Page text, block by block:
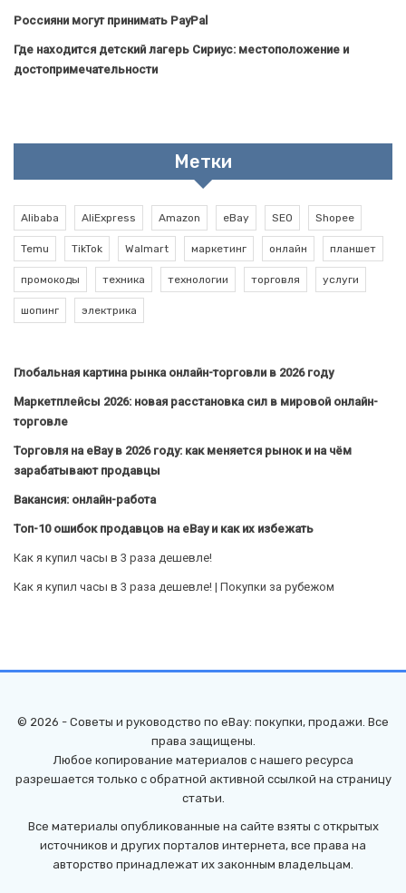
Россияни могут принимать PayPal
Где находится детский лагерь Сириус: местоположение и
достопримечательности
Метки
Alibaba AliExpress Amazon eBay SEO Shopee
Temu TikTok Walmart маркетинг онлайн планшет
промокоды техника технологии торговля услуги
шопинг электрика
Глобальная картина рынка онлайн-торговли в 2026 году
Маркетплейсы 2026: новая расстановка сил в мировой онлайн-
торговле
Торговля на eBay в 2026 году: как меняется рынок и на чём
зарабатывают продавцы
Вакансия: онлайн-работа
Топ-10 ошибок продавцов на eBay и как их избежать
Как я купил часы в 3 раза дешевле!
Как я купил часы в 3 раза дешевле! | Покупки за рубежом
© 2026 - Советы и руководство по eBay: покупки, продажи. Все
права защищены.
Любое копирование материалов с нашего ресурса
разрешается только с обратной активной ссылкой на страницу
статьи.
Все материалы опубликованные на сайте взяты с открытых
источников и других порталов интернета, все права на
авторство принадлежат их законным владельцам.